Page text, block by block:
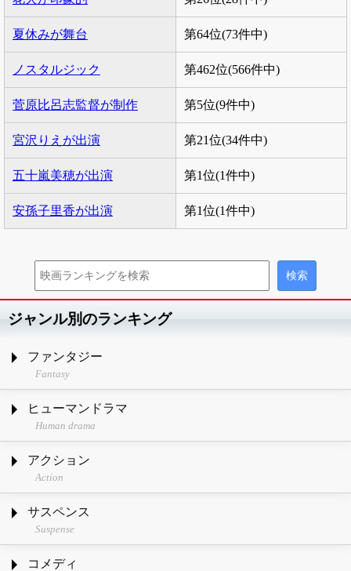
夏休みが舞台 第64位(73件中)
ノスタルジック 第462位(566件中)
菅原比呂志監督が制作 第5位(9件中)
宮沢りえが出演 第21位(34件中)
五十嵐美穂が出演 第1位(1件中)
安孫子里香が出演 第1位(1件中)
ジャンル別のランキング
ファンタジー
Fantasy
ヒューマンドラマ
Human drama
アクション
Action
サスペンス
Suspense
コメディ